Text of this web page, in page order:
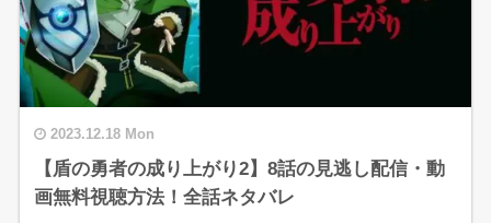
2023.12.18 Mon
【盾の勇者の成り上がり2】8話の見逃し配信・動
画無料視聴方法！全話ネタバレ